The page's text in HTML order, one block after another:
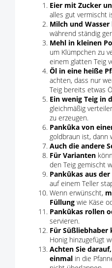
Eier mit Zucker
alles gut vermischt
Milch und Wasser
während ständig
Mehl in kleinen
um Klümpchen zu
einem glatten Teig
Öl in eine heiße
achten, dass nur
Teig bereits etwas
Ein wenig Teig in
gleichmäßig
zu erzeugen.
Pankūka von
goldbraun ist, dann
Auch die andere
Für Varianten
den Teig gemischt
Pankūkas aus
auf einem Teller
Wenn erwünscht,
Füllung wie Käse
Pankūkas rollen
servieren.
Für Süßliebhaber
Honig hinzugefügt
Achten Sie
einmal in die